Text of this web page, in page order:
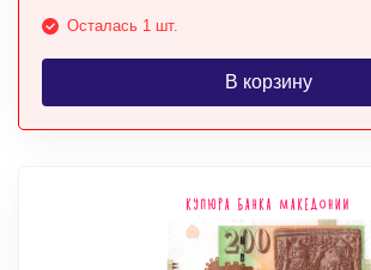
Осталась 1 шт.
В корзину